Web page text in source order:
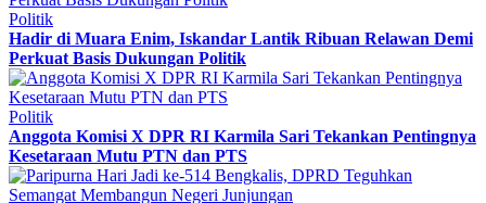
Politik
Hadir di Muara Enim, Iskandar Lantik Ribuan Relawan Demi
Perkuat Basis Dukungan Politik
Politik
Anggota Komisi X DPR RI Karmila Sari Tekankan Pentingnya
Kesetaraan Mutu PTN dan PTS